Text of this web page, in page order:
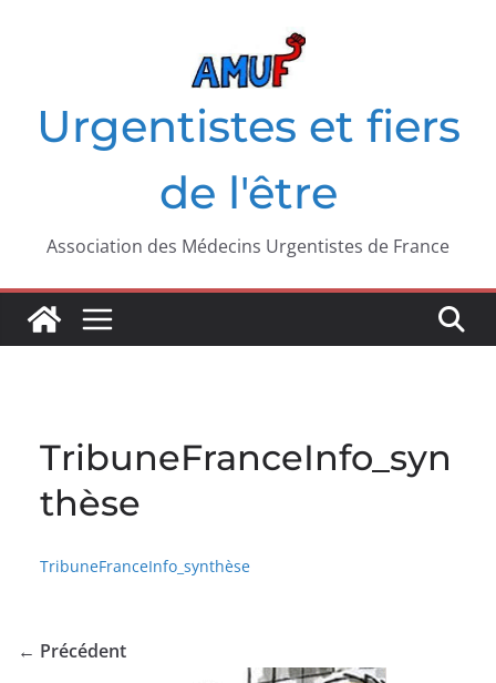
Urgentistes et fiers
de l'être
Association des Médecins Urgentistes de France
TribuneFranceInfo_syn
thèse
TribuneFranceInfo_synthèse
← Précédent